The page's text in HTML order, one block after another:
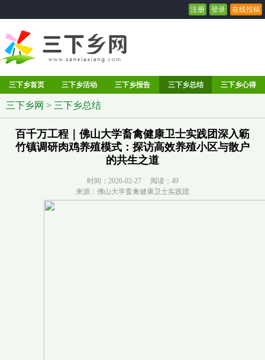
注册 登录 在线投稿
三下乡首页 三下乡活动 三下乡报告 三下乡总结 三下乡心得
三下乡网 > 三下乡总结
百千万工程｜佛山大学畜禽健康卫士实践团深入簕
竹镇调研肉鸡养殖模式：探访高效养殖小区与散户
的共生之道
时间：2026-02-27 阅读： 49
来源：佛山大学畜禽健康卫士实践团